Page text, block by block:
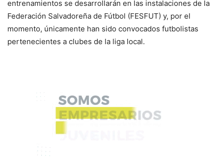
entrenamientos se desarrollarán en las instalaciones de la
Federación Salvadoreña de Fútbol (FESFUT) y, por el
momento, únicamente han sido convocados futbolistas
pertenecientes a clubes de la liga local.